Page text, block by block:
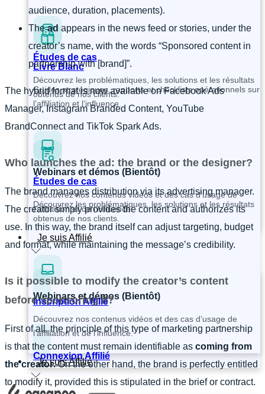
Études de cas
Découvrez les problématiques, les solutions et les résultats
obtenus de nos clients.
Webinars et démos (Bientôt)
Découvrez nos contenus vidéos et des cas d’usage de
l’affiliation et de l’influence.
Je suis Affilié
Inscription Affilié
Connexion Affilié
Livre Blanc
Guides stratégiques, rapports et checklists opérationnels sur
l’affiliation et l’influence.
Études de cas
Découvrez les problématiques, les solutions et les résultats
obtenus de nos clients.
Webinars et démos (Bientôt)
Découvrez nos contenus vidéos et des cas d’usage de
l’affiliation et de l’influence.
Je suis Affilié
audience, duration, placements).
Thead appears in the news feed or stories, under the
creator’s name, with the words “Sponsored content in
partnership with [brand]”.
The hybrid format is now available on Facebook Ads
Manager, Instagram Branded Content, YouTube
BrandConnect and TikTok Spark Ads.
Who launches the ad: the brand or the designer?
The brand manages distribution via its advertising manager.
The creator simply provides the content and authorizes its
use. In this way, the brand itself can adjust targeting, budget
and format, while maintaining the message’s credibility.
Is it possible to modify the creator’s content
before sponsoring it?
First of all, the principle of this type of marketing partnership
is that the content must remain identifiable as coming from
the creator. On the other hand, the brand is perfectly entitled
to modify it, provided this is stipulated in the brief or contract.